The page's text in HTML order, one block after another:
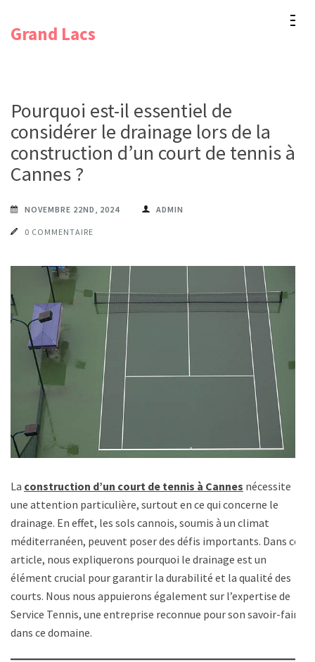
Grand Lacs
Pourquoi est-il essentiel de
considérer le drainage lors de la
construction d’un court de tennis à
Cannes ?
NOVEMBRE 22ND, 2024 ADMIN
0 COMMENTAIRE
La construction d’un court de tennis à Cannes nécessite
une attention particulière, surtout en ce qui concerne le
drainage. En effet, les sols cannois, soumis à un climat
méditerranéen, peuvent poser des défis importants. Dans cet
article, nous expliquerons pourquoi le drainage est un
élément crucial pour garantir la durabilité et la qualité des
courts. Nous nous appuierons également sur l’expertise de
Service Tennis, une entreprise reconnue pour son savoir-faire
dans ce domaine.